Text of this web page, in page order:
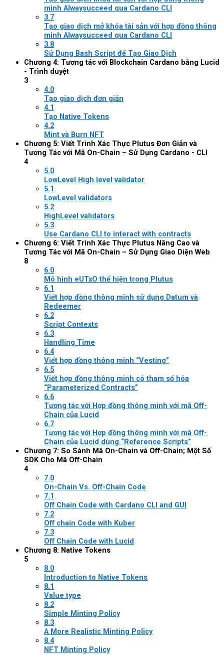
minh Alwaysucceed qua Cardano CLI
3.7
Tạo giao dịch mở khóa tài sản với hợp đồng thông
minh Alwaysucceed qua Cardano CLI
3.8
Sử Dụng Bash Script để Tạo Giao Dịch
Chương 4: Tương tác với Blockchain Cardano bằng Lucid
- Trình duyệt
3
4.0
Tạo giao dịch đơn giản
4.1
Tạo Native Tokens
4.2
Mint và Burn NFT
Chương 5: Viết Trình Xác Thực Plutus Đơn Giản và
Tương Tác với Mã On-Chain – Sử Dụng Cardano - CLI
4
5.0
LowLevel High level validator
5.1
LowLevel validators
5.2
HighLevel validators
5.3
Use Cardano CLI to interact with contracts
Chương 6: Viết Trình Xác Thực Plutus Nâng Cao và
Tương Tác với Mã On-Chain – Sử Dụng Giao Diện Web
8
6.0
Mô hình eUTxO thể hiện trong Plutus
6.1
Viết hợp đồng thông minh sử dụng Datum và
Redeemer
6.2
Script Contexts
6.3
Handling Time
6.4
Viết hợp đồng thông minh “Vesting”
6.5
Viết hợp đồng thông minh có tham số hóa
“Parameterized Contracts”
6.6
Tương tác với Hợp đồng thông minh với mã Off-
Chain của Lucid
6.7
Tương tác với Hợp đồng thông minh với mã Off-
Chain của Lucid dùng “Reference Scripts”
Chương 7: So Sánh Mã On-Chain và Off-Chain; Một Số
SDK Cho Mã Off-Chain
4
7.0
On-Chain Vs. Off-Chain Code
7.1
Off Chain Code with Cardano CLI and GUI
7.2
Off chain Code with Kuber
7.3
Off Chain Code with Lucid
Chương 8: Native Tokens
5
8.0
Introduction to Native Tokens
8.1
Value type
8.2
Simple Minting Policy
8.3
A More Realistic Minting Policy
8.4
NFT Minting Policy